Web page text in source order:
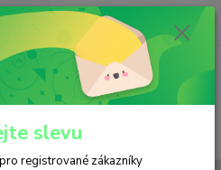
ks
0 Kč
slevu
registrované zákazníky